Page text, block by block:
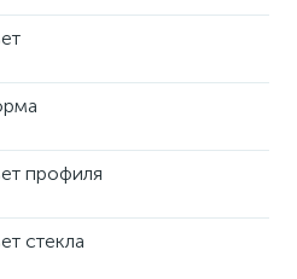
профиля
стекла